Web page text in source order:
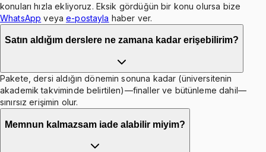
konuları hızla ekliyoruz. Eksik gördüğün bir konu olursa bize
WhatsApp veya e-postayla haber ver.
Satın aldığım derslere ne zamana kadar erişebilirim?
Pakete, dersi aldığın dönemin sonuna kadar (üniversitenin
akademik takviminde belirtilen)—finaller ve bütünleme dahil—
sınırsız erişimin olur.
Memnun kalmazsam iade alabilir miyim?